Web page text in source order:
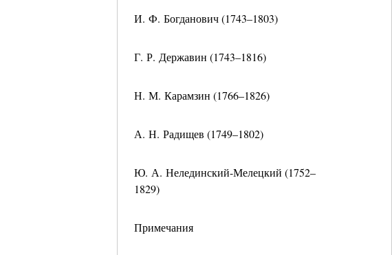
И. Ф. Богданович (1743–1803)
Г. Р. Державин (1743–1816)
Н. М. Карамзин (1766–1826)
А. Н. Радищев (1749–1802)
Ю. А. Нелединский-Мелецкий (1752–
1829)
Примечания